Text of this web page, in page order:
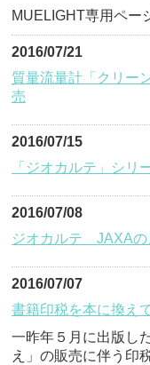
MUELIGHT専用ペー
2016/07/21
質量流量計「クリー
売
2016/07/15
「ジオカルテ」シ
2016/07/08
ジオカルテ JAXAの
2016/07/07
書籍印税を本に換え
一昨年５月に出版し
え」の販売に伴う印